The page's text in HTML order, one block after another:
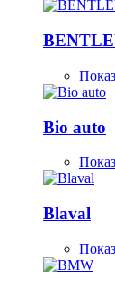
Bio auto
Blaval